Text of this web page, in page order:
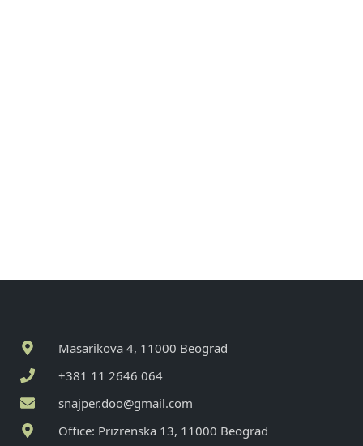
Masarikova 4, 11000 Beograd
+381 11 2646 064
snajper.doo@gmail.com
Office: Prizrenska 13, 11000 Beograd